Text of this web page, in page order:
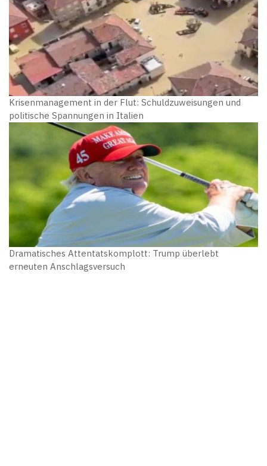
Krisenmanagement in der Flut: Schuldzuweisungen und
politische Spannungen in Italien
Dramatisches Attentatskomplott: Trump überlebt
erneuten Anschlagsversuch